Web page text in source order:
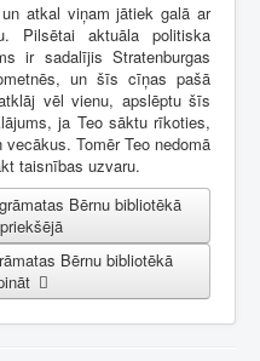
atkal viņam jātiek galā ar
Pilsētai aktuāla politiska
ir sadalījis Stratenburgas
un šīs cīņas pašā
vēl vienu, apslēptu šīs
ja Teo sāktu rīkoties,
Tomēr Teo nedomā
taisnības uzvaru.
Bērnu bibliotēkā
Bērnu bibliotēkā